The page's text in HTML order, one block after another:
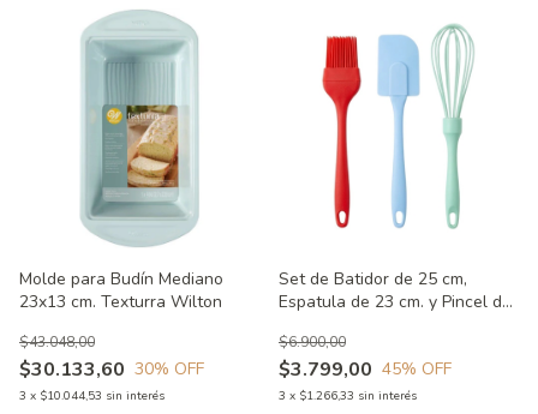
Molde para Budín Mediano
23x13 cm. Texturra Wilton
$30.133,60
$43.048,00
30% OFF
3 x $10.044,53 sin interés
Set de Batidor de 25 cm,
Espatula de 23 cm. y Pincel de
Verde
$3.799,00
$6.900,00
45% OFF
3 x $1.266,33 sin interés